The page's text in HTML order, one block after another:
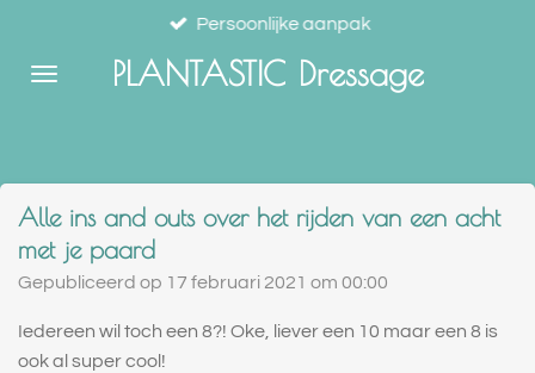
naar
PLANTASTIC Dressage
Persoonlijke aanpak
Alle ins and outs over het rijden van een acht
met je paard
Gepubliceerd op 17 februari 2021 om 00:00
Iedereen wil toch een 8?! Oke, liever een 10 maar een 8 is
ook al super cool!